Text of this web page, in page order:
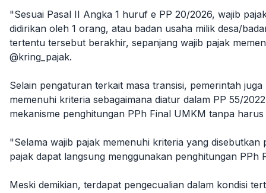
"Sesuai Pasal II Angka 1 huruf e PP 20/2026, wajib
didirikan oleh 1 orang, atau badan usaha milik desa/
tertentu tersebut berakhir, sepanjang wajib pajak
@kring_pajak.
Selain pengaturan terkait masa transisi, pemerintah
memenuhi kriteria sebagaimana diatur dalam PP 55/
mekanisme penghitungan PPh Final UMKM tanpa
"Selama wajib pajak memenuhi kriteria yang disebutkan
pajak dapat langsung menggunakan penghitungan
Meski demikian, terdapat pengecualian dalam kondisi